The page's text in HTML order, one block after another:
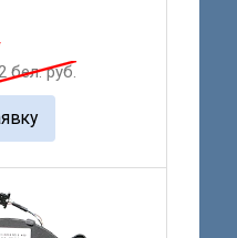
бел. руб.